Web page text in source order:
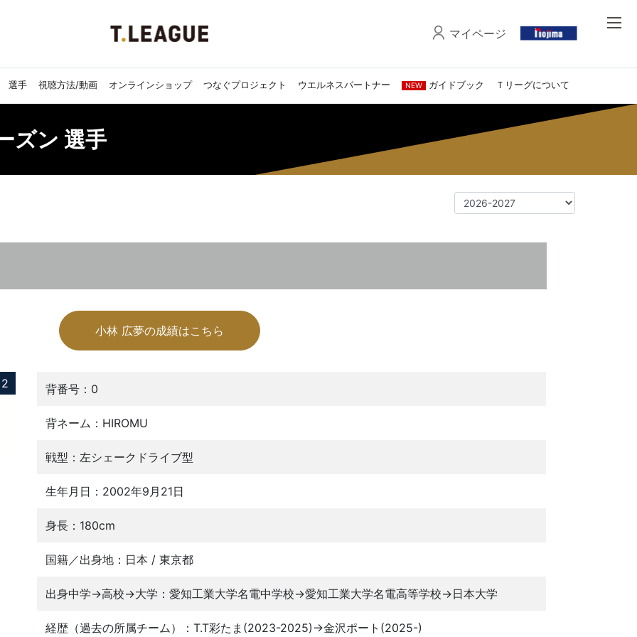
マイページ
選手 視聴方法/動画 オンラインショップ つなぐプロジェクト ウエルネスパートナー NEW ガイドブック Ｔリーグについて
ズン 選手
小林 広夢の成績はこちら
背番号：0
背ネーム：HIROMU
戦型：左シェークドライブ型
生年月日：2002年9月21日
身長：180cm
国籍／出身地：日本 / 東京都
出身中学→高校→大学：愛知工業大学名電中学校→愛知工業大学名電高等学校→日本大学
経歴（過去の所属チーム）：T.T彩たま(2023-2025)→金沢ポート(2025-)